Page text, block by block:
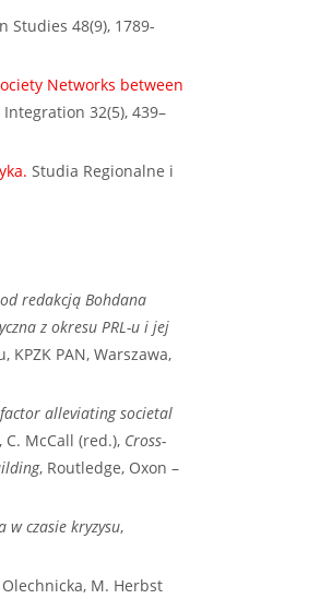
Studies 48(9), 1789-
Networks between
32(5), 439–
Studia Regionalne i
redakcją Bohdana
z okresu PRL-u i jej
PAN, Warszawa,
alleviating societal
McCall (red.), Cross-
, Routledge, Oxon –
w czasie kryzysu,
M. Herbst